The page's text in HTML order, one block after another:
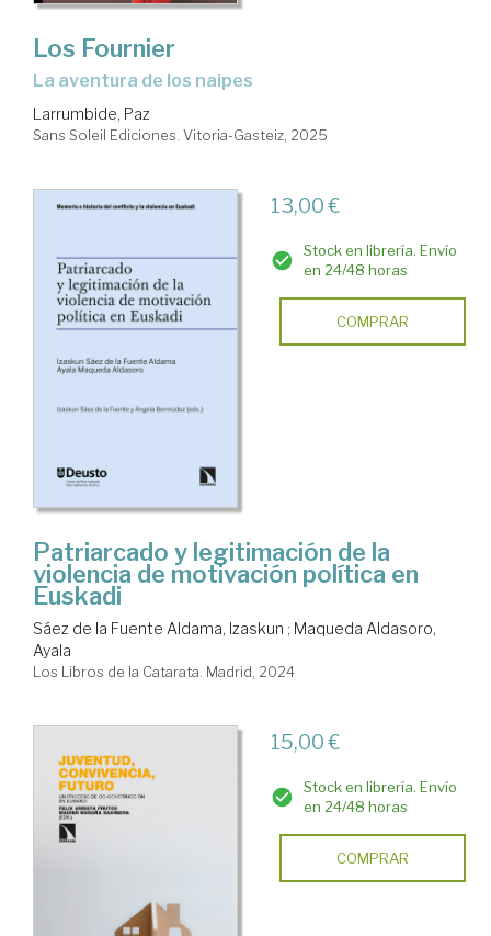
Los Fournier
La aventura de los naipes
Larrumbide, Paz
Sans Soleil Ediciones. Vitoria-Gasteiz, 2025
13,00 €
Stock en librería. Envío
en 24/48 horas
COMPRAR
Patriarcado y legitimación de la
violencia de motivación política en
Euskadi
Sáez de la Fuente Aldama, Izaskun ; Maqueda Aldasoro,
Ayala
Los Libros de la Catarata. Madrid, 2024
15,00 €
Stock en librería. Envío
en 24/48 horas
COMPRAR